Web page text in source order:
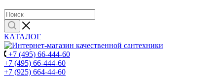
КАТАЛОГ
+7 (495) 66-444-60
+7 (495) 66-444-60
+7 (925) 664-44-60